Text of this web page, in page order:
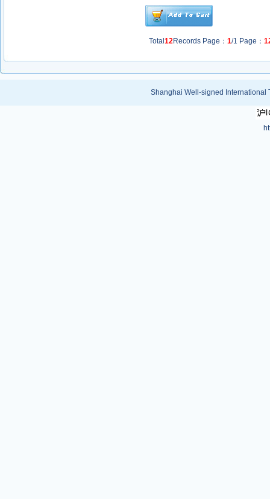
Total 12Records Page： 1/1 Page：
Shanghai Well-signed International